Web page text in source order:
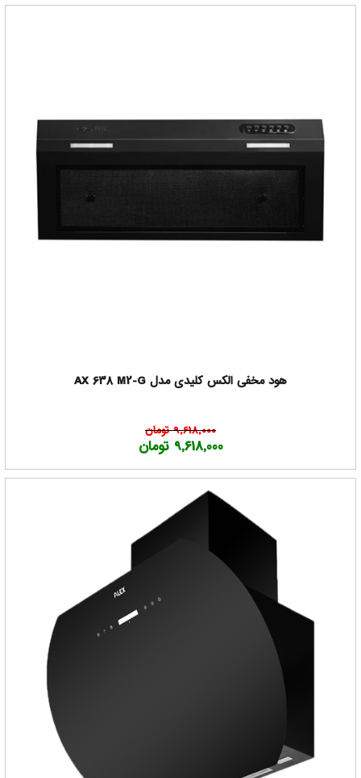
هود مخفی الکس کلیدی مدل AX 638 M2-G
9,618,000 تومان
9,618,000 تومان